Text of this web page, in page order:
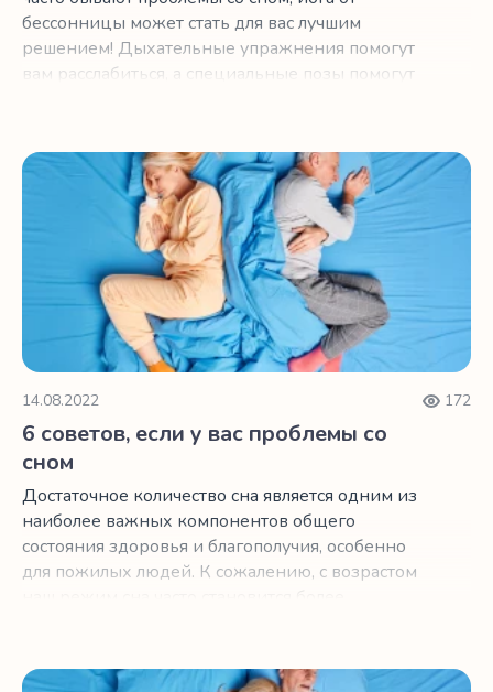
бессонницы может стать для вас лучшим
решением! Дыхательные упражнения помогут
вам расслабиться, а специальные позы помогут
6 советов, если у вас проблемы со сном
14.08.2022 172
6 советов, если у вас проблемы со
сном
Достаточное количество сна является одним из
наиболее важных компонентов общего
состояния здоровья и благополучия, особенно
для пожилых людей. К сожалению, с возрастом
Как использование дневника сна может помочь вам